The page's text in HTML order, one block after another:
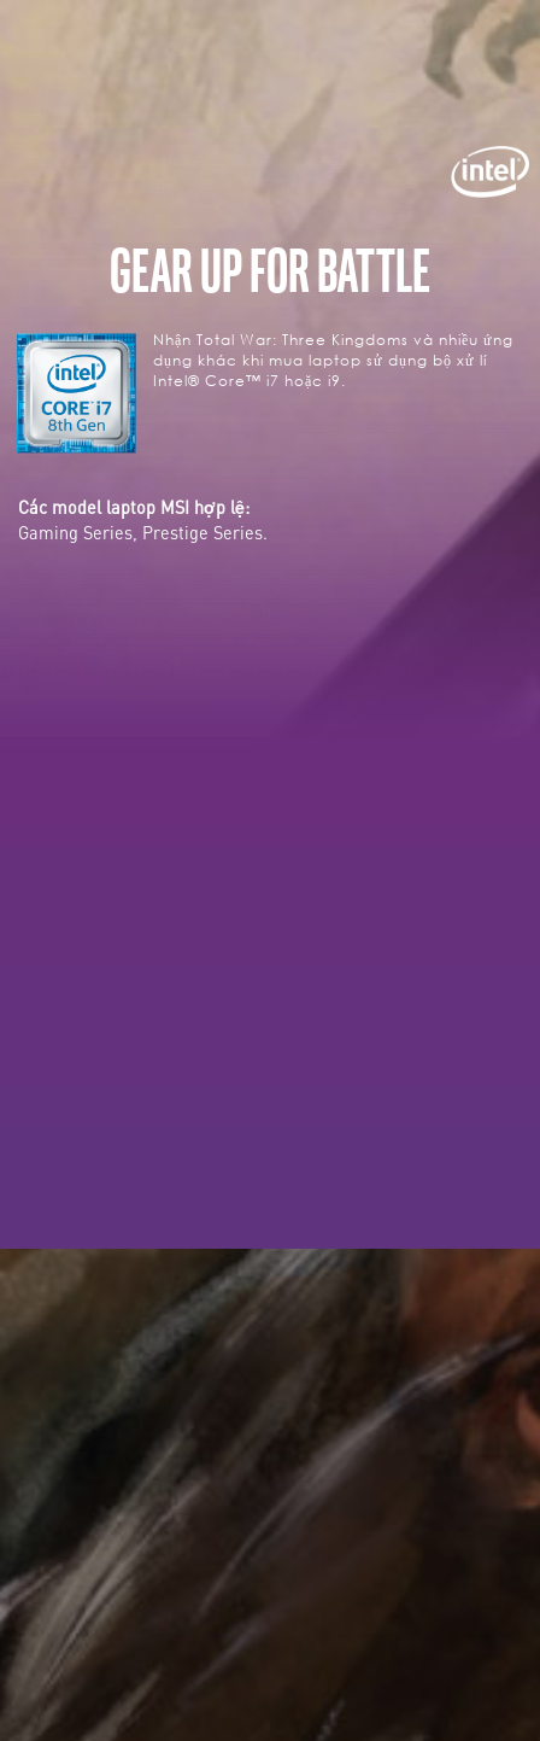
GEAR UP FOR BATTLE
Nhận Total War: Three Kingdoms và nhiều ứng
dụng khác khi mua laptop sử dụng bộ xử lí
Intel® Core™ i7 hoặc i9.
Các model laptop MSI hợp lệ:
Gaming Series, Prestige Series.